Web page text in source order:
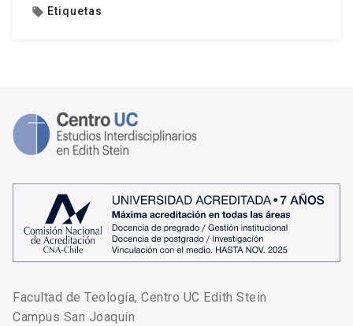
local_offer Etiquetas
Facultad de Teología, Centro UC Edith Stein
Campus San Joaquín